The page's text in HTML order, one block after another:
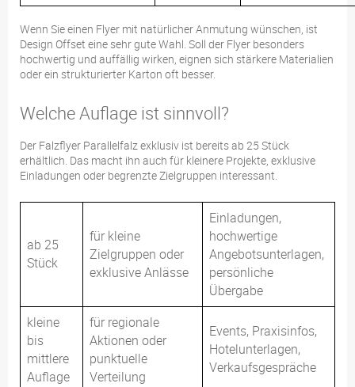
Wenn Sie einen Flyer mit natürlicher Anmutung wünschen, ist
Design Offset eine sehr gute Wahl. Soll der Flyer besonders
hochwertig und auffällig wirken, eignen sich stärkere Materialien
oder ein strukturierter Karton oft besser.
Welche Auflage ist sinnvoll?
Der Falzflyer Parallelfalz exklusiv ist bereits ab 25 Stück
erhältlich. Das macht ihn auch für kleinere Projekte, exklusive
Einladungen oder begrenzte Zielgruppen interessant.
ab 25
Stück
für kleine
Zielgruppen oder
exklusive Anlässe
Einladungen,
hochwertige
Angebotsunterlagen,
persönliche
Übergabe
kleine
bis
mittlere
Auflage
für regionale
Aktionen oder
punktuelle
Verteilung
Events, Praxisinfos,
Hotelunterlagen,
Verkaufsgespräche